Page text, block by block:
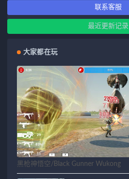
联系客服
最近更新记录
大家都在玩
黑枪神悟空/Black Gunner Wukong